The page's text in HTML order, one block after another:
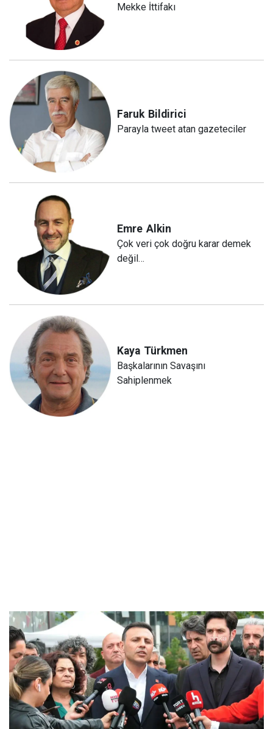
Mekke İttifakı
Faruk Bildirici
Parayla tweet atan gazeteciler
Emre Alkin
Çok veri çok doğru karar demek
değil…
Kaya Türkmen
Başkalarının Savaşını
Sahiplenmek